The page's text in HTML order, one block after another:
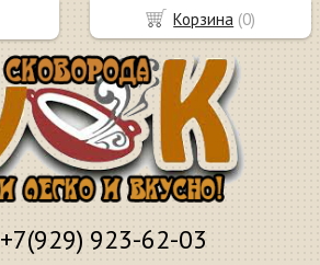
+7(929) 923-62-03
Корзина (0)